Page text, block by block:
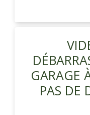
GARAGE
PAS DE